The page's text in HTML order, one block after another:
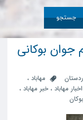
جستجو
جوان بوکانی
مهاباد ،
اخبار مهاباد ، خبر مهاباد ،